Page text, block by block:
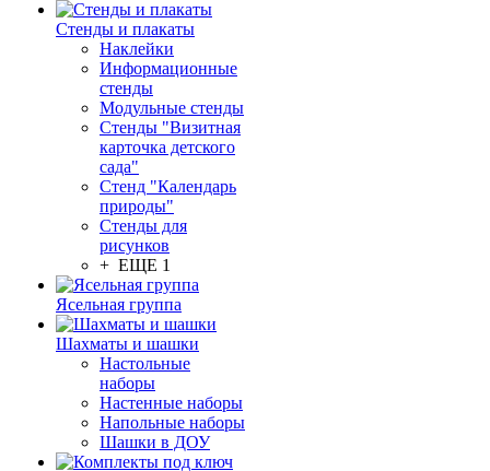
Стенды и плакаты
Наклейки
Информационные
стенды
Модульные стенды
Стенды "Визитная
карточка детского
сада"
Стенд "Календарь
природы"
Стенды для
рисунков
+ ЕЩЕ 1
Ясельная группа
Шахматы и шашки
Настольные
наборы
Настенные наборы
Напольные наборы
Шашки в ДОУ